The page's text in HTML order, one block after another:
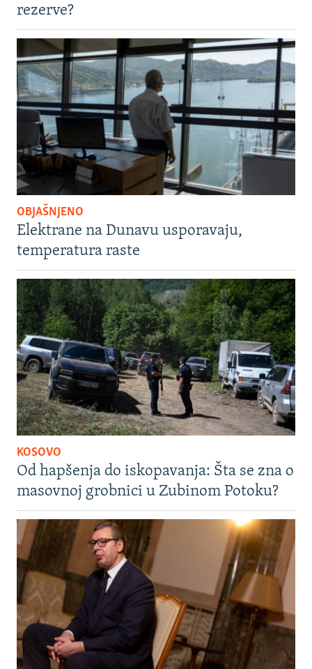
rezerve?
OBJAŠNJENO
Elektrane na Dunavu usporavaju,
temperatura raste
KOSOVO
Od hapšenja do iskopavanja: Šta se zna o
masovnoj grobnici u Zubinom Potoku?